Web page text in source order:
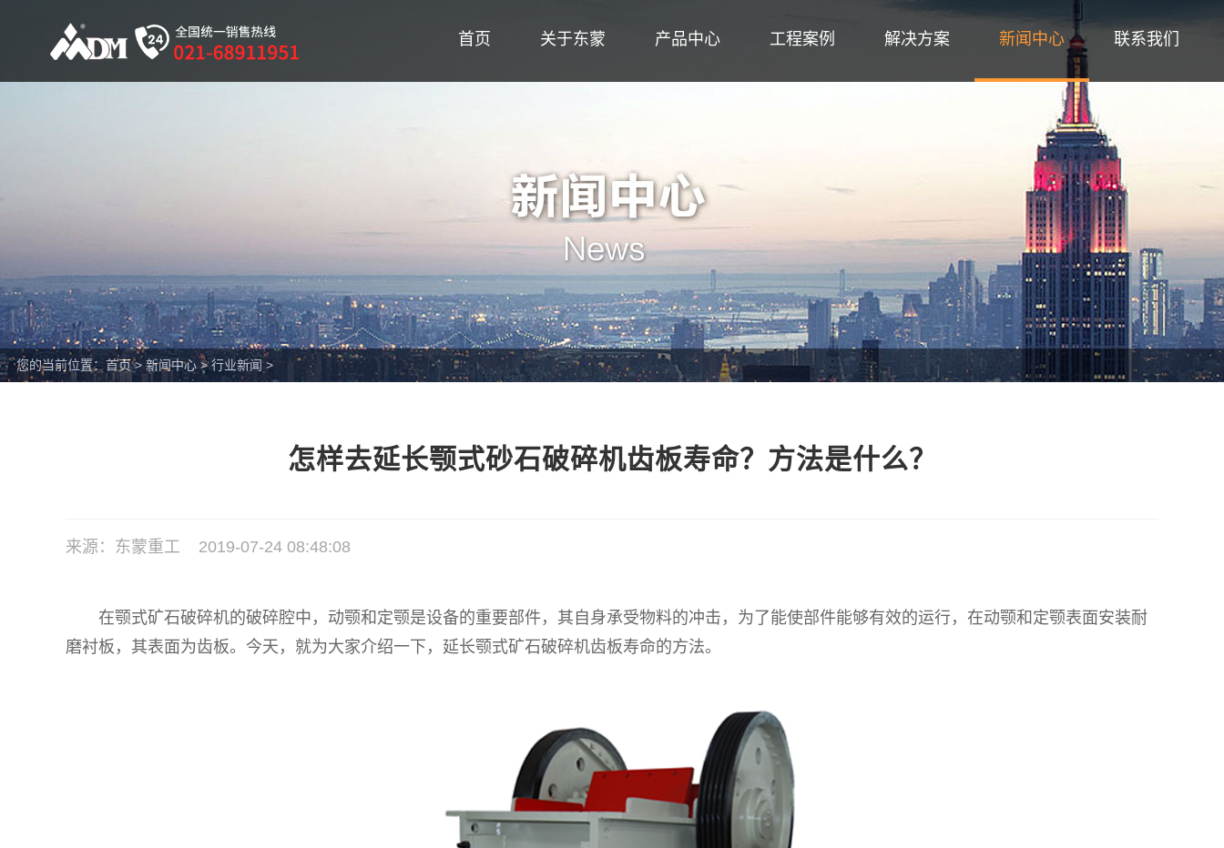
首页 关于东蒙 产品中心 工程案例 解决方案 新闻中心 联系我们
您的当前位置： 首页 > 新闻中心 >行业新闻>
怎样去延长颚式砂石破碎机齿板寿命？方法是什么？
来源：东蒙重工 2019-07-24 08:48:08
在颚式矿石破碎机的破碎腔中，动颚和定颚是设备的重要部件，其自身承受物料的冲击，为了能使部件能够有效的运行，在动颚和定颚表面安装耐
磨衬板，其表面为齿板。今天，就为大家介绍一下，延长颚式矿石破碎机齿板寿命的方法。